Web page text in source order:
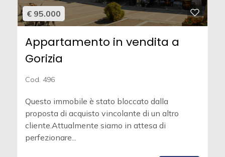
€ 95.000
Appartamento in vendita a
Gorizia
Cod. 496
Questo immobile è stato bloccato dalla
proposta di acquisto vincolante di un altro
cliente.Attualmente siamo in attesa di
perfezionare...